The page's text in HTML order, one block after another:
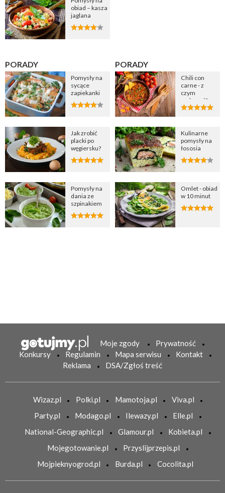
obiad – kasza
jaglana
PORADY
Pomysły na
sycące
zapiekanki
Jak zrobić
placki po
węgiersku?
Pomysły na
dania ze
szpinakiem
PORADY
Chili con
carne - z
czym
podawać?
Kulinarne
pomysły na
łososia
Omlet - obiad
w 10 minut
Moje zgody
Prywatność
Konkursy
Regulamin Mapa serwisu
Kontakt
Reklama
DSA/Zgłoś treść
Wizaz.pl Polki.pl Mamotoja.pl
Viva.pl
Party.pl
Modago.pl Ilewazy.pl
Elle.pl
National-Geographic.pl
Glamour.pl
Kobieta.pl
Mojegotowanie.pl
Przyslijprzepis.pl
Mojpieknyogrod.pl
Burda.pl Cocolita.pl